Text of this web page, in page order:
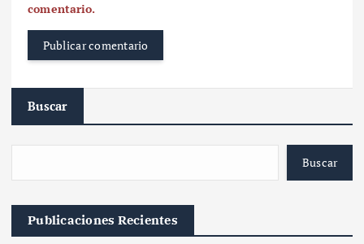
comentario.
Buscar
Buscar
Publicaciones Recientes